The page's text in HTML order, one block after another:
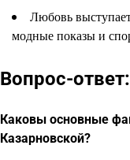
Любовь
модные показы и
Вопрос-ответ:
Каковы основные
Казарновской?